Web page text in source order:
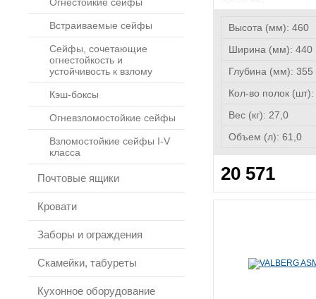
Встраиваемые сейфы
Сейфы, сочетающие
огнестойкость и
устойчивость к взлому
Кэш-боксы
Огневзломостойкие сейфы
Взломостойкие сейфы I-V
класса
Почтовые ящики
Кровати
Заборы и ограждения
Скамейки, табуреты
Кухонное оборудование
Высота (мм): 460
Ширина (мм): 440
Глубина (мм): 355
Кол-во полок (шт):
Вес (кг): 27,0
Объем (л): 61,0
20 571